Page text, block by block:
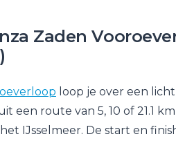
Zaden
loop je over een
een route van 5, 10 of 21.1
IJsselmeer. De start en